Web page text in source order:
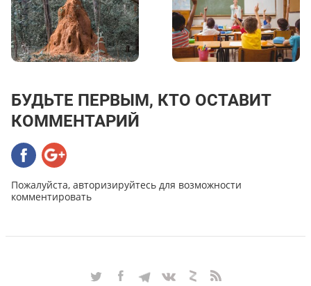
БУДЬТЕ ПЕРВЫМ, КТО ОСТАВИТ
КОММЕНТАРИЙ
Пожалуйста, авторизируйтесь для возможности
комментировать